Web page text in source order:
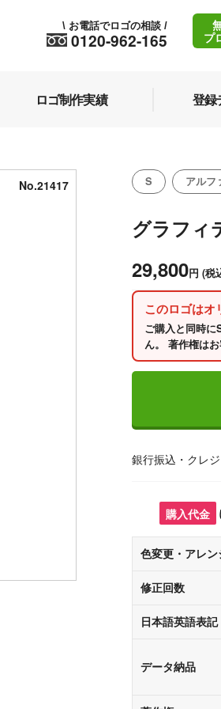
0120-962-165
\ お電話でロゴの相談 /
プ
ロゴ制作実績 登録
No.21417 S アルフ
グラフィ
29,800円 (税
このロゴはオ
ご購入と同時に
ん。 著作権は
銀行振込・クレ
購入代金
色変更・アレン
修正回数
日本語英語表記
データ納品